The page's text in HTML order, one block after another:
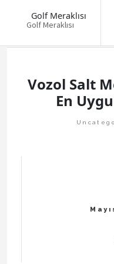
Golf Meraklısı
Golf Meraklısı
Vozol Salt
En